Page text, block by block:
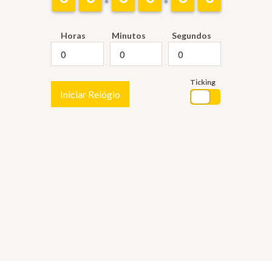
Horas Minutos Segundos
Iniciar Relógio
Ticking